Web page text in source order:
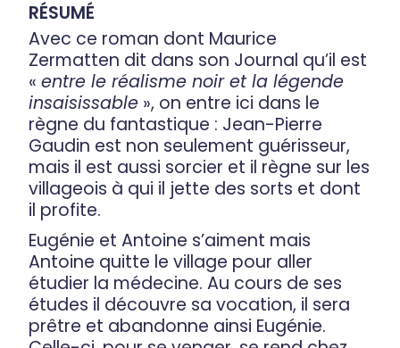
RÉSUMÉ
Avec ce roman dont Maurice
Zermatten dit dans son Journal qu’il est
« entre le réalisme noir et la légende
insaisissable », on entre ici dans le
règne du fantastique : Jean-Pierre
Gaudin est non seulement guérisseur,
mais il est aussi sorcier et il règne sur les
villageois à qui il jette des sorts et dont
il profite.
Eugénie et Antoine s’aiment mais
Antoine quitte le village pour aller
étudier la médecine. Au cours de ses
études il découvre sa vocation, il sera
prêtre et abandonne ainsi Eugénie.